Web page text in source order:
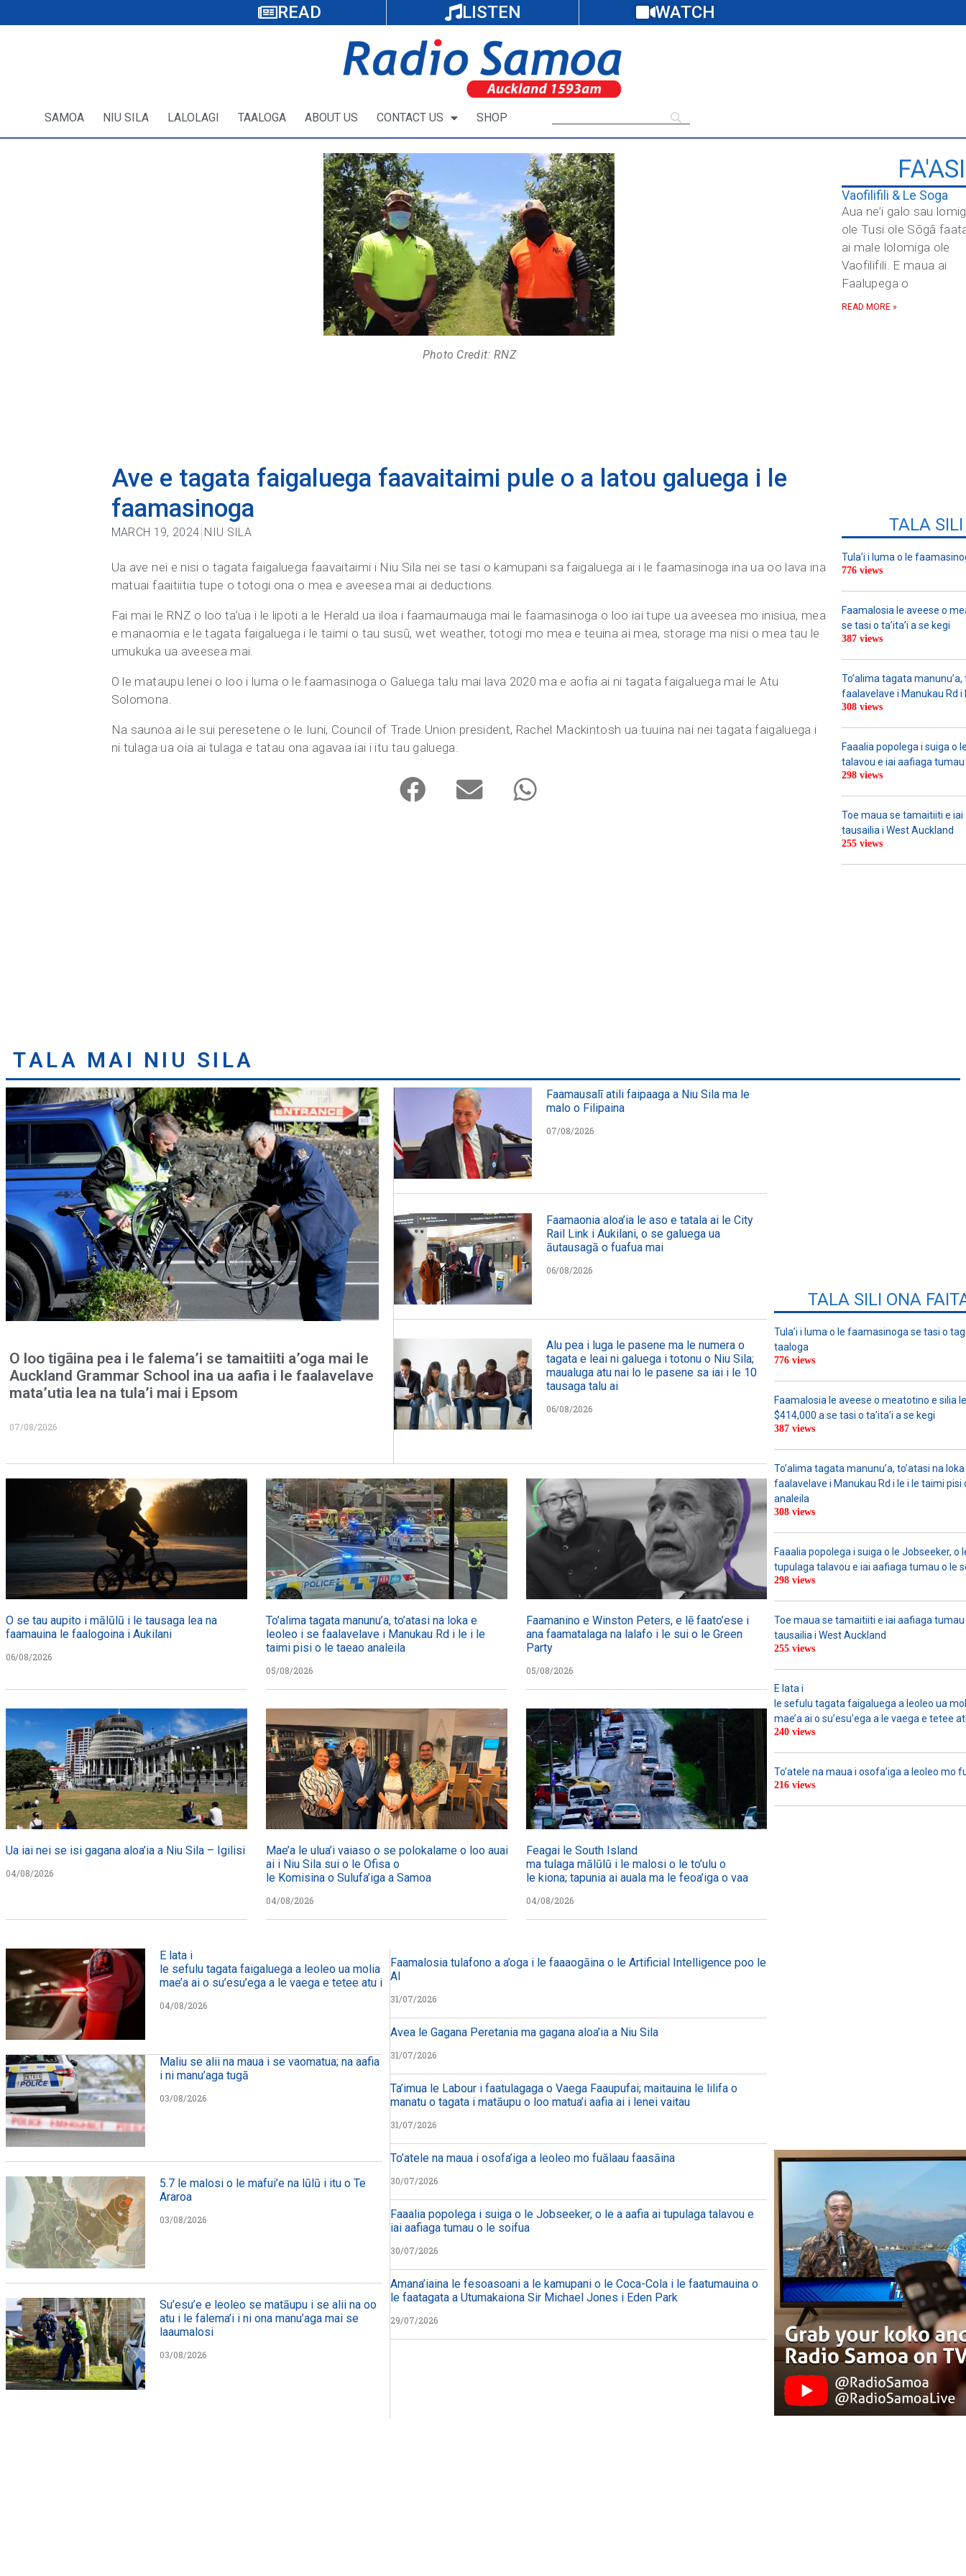
READ LISTEN WATCH
SAMOA NIU SILA LALOLAGI TAALOGA ABOUT US CONTACT US SHOP
Photo Credit: RNZ
Ave e tagata faigaluega faavaitaimi pule o a latou galuega i le
faamasinoga
MARCH 19, 2024 NIU SILA
Ua ave nei e nisi o tagata faigaluega faavaitaimi i Niu Sila nei se tasi o kamupani sa faigaluega ai i le faamasinoga ina ua oo lava ina
matuai faaitiitia tupe o totogi ona o mea e aveesea mai ai deductions.
Fai mai le RNZ o loo ta’ua i le lipoti a le Herald ua iloa i faamaumauga mai le faamasinoga o loo iai tupe ua aveesea mo inisiua, mea
e manaomia e le tagata faigaluega i le taimi o tau susū, wet weather, totogi mo mea e teuina ai mea, storage ma nisi o mea tau le
umukuka ua aveesea mai.
O le mataupu lenei o loo i luma o le faamasinoga o Galuega talu mai lava 2020 ma e aofia ai ni tagata faigaluega mai le Atu
Solomona.
Na saunoa ai le sui peresetene o le Iuni, Council of Trade Union president, Rachel Mackintosh ua tuuina nai nei tagata faigaluega i
ni tulaga ua oia ai tulaga e tatau ona agavaa iai i itu tau galuega.
Vaofilifili & Le Soga
Aua ne’i galo sau
ole Tusi ole Sōgā
ai male lolomiga ole
Vaofilifili. E maua ai
Faalupega o
READ MORE »
TALA
Tula’i i luma o le
776 views
Faamalosia le aveese o
se tasi o ta’ita’i a se kegi
387 views
To’alima tagata
faalavelave i Manukau Rd
308 views
Faaalia popolega i suiga o
talavou e iai aafiaga
298 views
Toe maua se tamaitiiti e
tausailia i West Auckland
255 views
TALA MAI NIU SILA
O loo tigāina pea i le falema’i se tamaitiiti a’oga mai le
Auckland Grammar School ina ua aafia i le faalavelave
mata’utia lea na tula’i mai i Epsom
07/08/2026
Faamausalī atili faipaaga a Niu Sila ma le
malo o Filipaina
07/08/2026
Faamaonia aloa’ia le aso e tatala ai le City
Rail Link i Aukilani, o se galuega ua
āutausagā o fuafua mai
06/08/2026
Alu pea i luga le pasene ma le numera o
tagata e leai ni galuega i totonu o Niu Sila;
maualuga atu nai lo le pasene sa iai i le 10
tausaga talu ai
06/08/2026
O se tau aupito i mālūlū i le tausaga lea na
faamauina le faalogoina i Aukilani
06/08/2026
To’alima tagata manunu’a, to’atasi na loka e
leoleo i se faalavelave i Manukau Rd i le i le
taimi pisi o le taeao analeila
05/08/2026
Faamanino e Winston Peters, e lē faato’ese i
ana faamatalaga na lalafo i le sui o le Green
Party
05/08/2026
Ua iai nei se isi gagana aloa’ia a Niu Sila – Igilisi
04/08/2026
Mae’a le ulua’i vaiaso o se polokalame o loo auai mai
ai i Niu Sila sui o le Ofisa o
le Komisina o Sulufa’iga a Samoa
04/08/2026
Feagai le South Island
ma tulaga mālūlū i le malosi o le to’ulu o
le kiona; tapunia ai auala ma le feoa’iga o vaa
04/08/2026
TALA SILI ONA
Tula’i i luma o le faamasinoga se tasi o
taaloga
776 views
Faamalosia le aveese o meatotino e silia
$414,000 a se tasi o ta’ita’i a se kegi
387 views
To’alima tagata manunu’a, to’atasi na
faalavelave i Manukau Rd i le i le taimi pisi
analeila
308 views
Faaalia popolega i suiga o le Jobseeker, o
tupulaga talavou e iai aafiaga tumau o le
298 views
Toe maua se tamaitiiti e iai aafiaga
tausailia i West Auckland
255 views
E lata i
le sefulu tagata faigaluega a leoleo ua
mae’a ai o su’esu’ega a le vaega e tetee
240 views
To’atele na maua i osofa’iga a leoleo mo
216 views
E lata i
le sefulu tagata faigaluega a leoleo ua molia i le tulafono i le
mae’a ai o su’esu’ega a le vaega e tetee atu i faiga pi’opi’o
04/08/2026
Maliu se alii na maua i se vaomatua; na aafia
i ni manu’aga tugā
03/08/2026
5.7 le malosi o le mafui’e na lūlū i itu o Te
Araroa
03/08/2026
Su’esu’e e leoleo se matāupu i se alii na oo
atu i le falema’i i ni ona manu’aga mai se
laaumalosi
03/08/2026
Faamalosia tulafono a a’oga i le faaaogāina o le Artificial Intelligence poo le
AI
31/07/2026
Avea le Gagana Peretania ma gagana aloa’ia a Niu Sila
31/07/2026
Ta’imua le Labour i faatulagaga o Vaega Faaupufai; maitauina le lilifa o
manatu o tagata i matāupu o loo matua’i aafia ai i lenei vaitau
31/07/2026
To’atele na maua i osofa’iga a leoleo mo fuālaau faasāina
30/07/2026
Faaalia popolega i suiga o le Jobseeker, o le a aafia ai tupulaga talavou e
iai aafiaga tumau o le soifua
30/07/2026
Amana’iaina le fesoasoani a le kamupani o le Coca-Cola i le faatumauina o
le faatagata a Utumakaiona Sir Michael Jones i Eden Park
29/07/2026